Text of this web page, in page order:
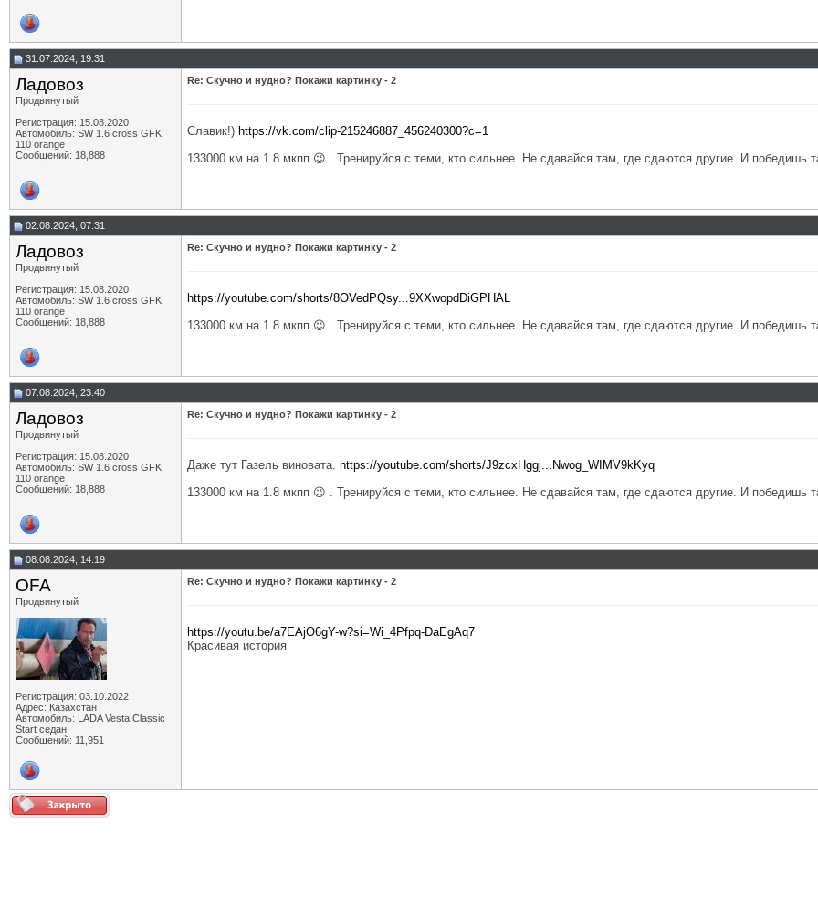
31.07.2024, 19:31
Ладовоз
Продвинутый
Регистрация: 15.08.2020
Автомобиль: SW 1.6 cross GFK
110 orange
Сообщений: 18,888
Re: Скучно и нудно? Покажи картинку - 2
Славик!) https://vk.com/clip-215246887_456240300?c=1
133000 км на 1.8 мкпп 😉 . Тренируйся с теми, кто сильнее. Не сдавайся там, где сдаются другие. И победишь
02.08.2024, 07:31
Ладовоз
Продвинутый
Регистрация: 15.08.2020
Автомобиль: SW 1.6 cross GFK
110 orange
Сообщений: 18,888
Re: Скучно и нудно? Покажи картинку - 2
https://youtube.com/shorts/8OVedPQsy...9XXwopdDiGPHAL
133000 км на 1.8 мкпп 😉 . Тренируйся с теми, кто сильнее. Не сдавайся там, где сдаются другие. И победишь
07.08.2024, 23:40
Ладовоз
Продвинутый
Регистрация: 15.08.2020
Автомобиль: SW 1.6 cross GFK
110 orange
Сообщений: 18,888
Re: Скучно и нудно? Покажи картинку - 2
Даже тут Газель виновата. https://youtube.com/shorts/J9zcxHggj...Nwog_WIMV9kKyq
133000 км на 1.8 мкпп 😉 . Тренируйся с теми, кто сильнее. Не сдавайся там, где сдаются другие. И победишь
08.08.2024, 14:19
OFA
Продвинутый
Регистрация: 03.10.2022
Адрес: Казахстан
Автомобиль: LADA Vesta Classic
Start седан
Сообщений: 11,951
Re: Скучно и нудно? Покажи картинку - 2
https://youtu.be/a7EAjO6gY-w?si=Wi_4Pfpq-DaEgAq7
Красивая история